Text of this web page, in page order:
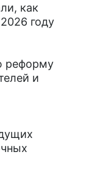
как
году
реформу
и